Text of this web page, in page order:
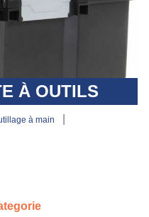
À OUTILS
à main